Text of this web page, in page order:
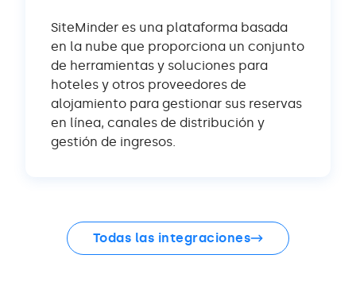
SiteMinder es una plataforma basada
en la nube que proporciona un conjunto
de herramientas y soluciones para
hoteles y otros proveedores de
alojamiento para gestionar sus reservas
en línea, canales de distribución y
gestión de ingresos.
Todas las integraciones